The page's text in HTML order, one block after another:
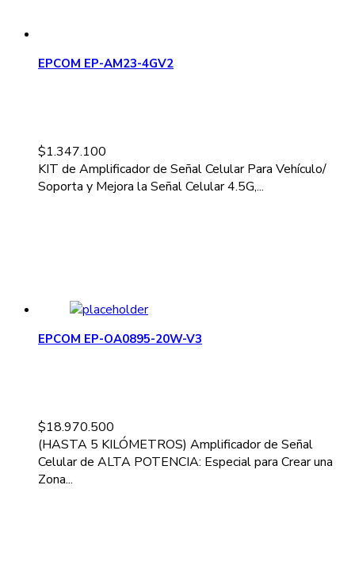
EPCOM EP-AM23-4GV2
$1.347.100
KIT de Amplificador de Señal Celular Para Vehículo/
Soporta y Mejora la Señal Celular 4.5G,...
EPCOM EP-OA0895-20W-V3
$18.970.500
(HASTA 5 KILÓMETROS) Amplificador de Señal
Celular de ALTA POTENCIA: Especial para Crear una
Zona...